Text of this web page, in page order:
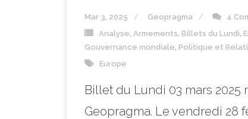
Mar 3, 2025 Geopragma
4
Analyse Armements Billets du Lundi
Gouvernance mondiale Politique et
Europe
Billet du Lundi 03 mars 2025
Geopragma. Le vendredi 28